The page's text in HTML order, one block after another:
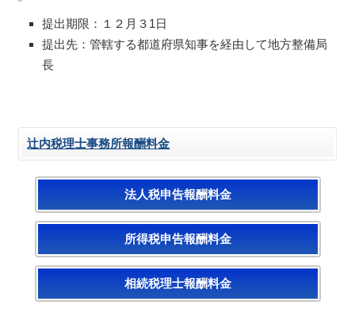
提出期限：１２月３1日
提出先：管轄する都道府県知事を経由して地方整備局
長
辻内税理士事務所報酬料金
法人税申告報酬料金
所得税申告報酬料金
相続税理士報酬料金